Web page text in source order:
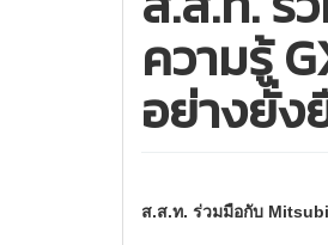
ความรู้
อย่างยั่ง
ส.ส.ท. ร่วมมือกับ